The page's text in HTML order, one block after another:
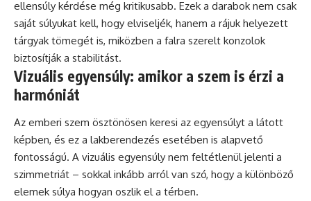
ellensúly kérdése még kritikusabb. Ezek a darabok nem csak
saját súlyukat kell, hogy elviseljék, hanem a rájuk helyezett
tárgyak tömegét is, miközben a falra szerelt konzolok
biztosítják a stabilitást.
Vizuális egyensúly: amikor a szem is érzi a
harmóniát
Az emberi szem ösztönösen keresi az egyensúlyt a látott
képben, és ez a lakberendezés esetében is alapvető
fontosságú. A vizuális egyensúly nem feltétlenül jelenti a
szimmetriát – sokkal inkább arról van szó, hogy a különböző
elemek súlya hogyan oszlik el a térben.